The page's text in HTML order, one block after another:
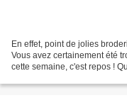
En effet, point de jolies
Vous avez certainement été
cette semaine, c'est repos !